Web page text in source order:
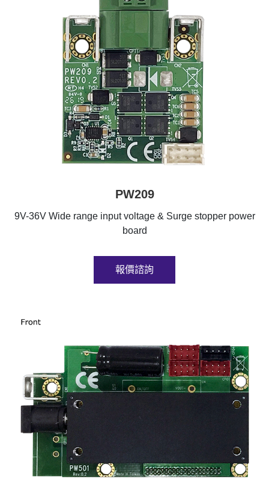
PW209
9V-36V Wide range input voltage & Surge stopper power
board
報價諮詢